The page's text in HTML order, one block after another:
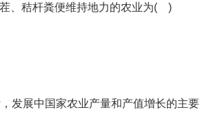
、秸杆粪便维持地力的农业为( )
发展中国家农业产量和产值增长的主要